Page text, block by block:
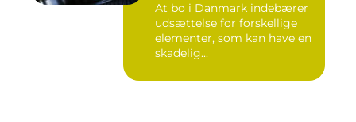
At bo i Danmark indebærer
udsættelse for forskellige
elementer, som kan have en
skadelig...